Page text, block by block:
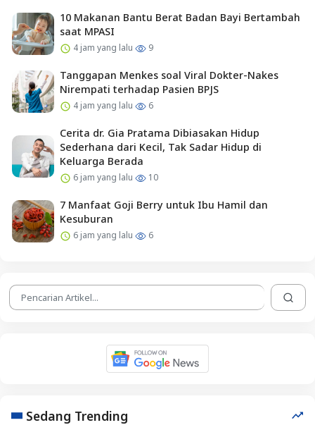
10 Makanan Bantu Berat Badan Bayi Bertambah
saat MPASI
4 jam yang lalu 9
Tanggapan Menkes soal Viral Dokter-Nakes
Nirempati terhadap Pasien BPJS
4 jam yang lalu 6
Cerita dr. Gia Pratama Dibiasakan Hidup
Sederhana dari Kecil, Tak Sadar Hidup di
Keluarga Berada
6 jam yang lalu 10
7 Manfaat Goji Berry untuk Ibu Hamil dan
Kesuburan
6 jam yang lalu 6
Sedang Trending